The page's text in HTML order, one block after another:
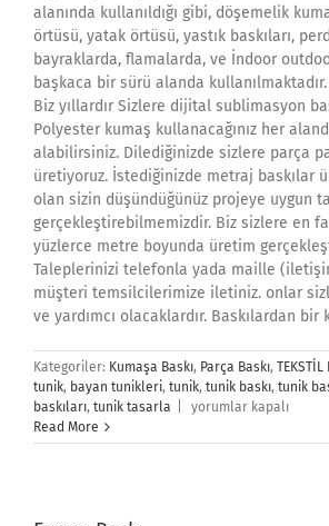
alanında kullanıldığı gibi, döşemelik
örtüsü, yatak örtüsü, yastık baskıları,
bayraklarda, flamalarda, ve İndoor
başkaca bir sürü alanda kullanılmaktadır.
Biz yıllardır Sizlere dijital sublimasyon
Polyester kumaş kullanacağınız her
alabilirsiniz. Dilediğinizde sizlere parça
üretiyoruz. İstediğinizde metraj baskılar
olan sizin düşündüğünüz projeye uygun
gerçekleştirebilmemizdir. Biz sizlere en
yüzlerce metre boyunda üretim
Taleplerinizi telefonla yada maille
müşteri temsilcilerimize iletiniz. onlar
ve yardımcı olacaklardır. Baskılardan bir
Kategoriler: Kumaşa Baskı, Parça Baskı, TEKSTİL
tunik, bayan tunikleri, tunik, tunik baskı, tunik
baskıları, tunik tasarla
Tunik
için
yorumlar kapalı
Read More